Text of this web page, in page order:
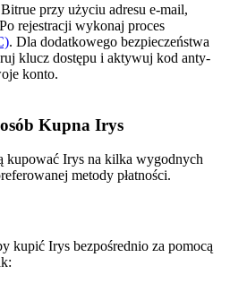
przy użyciu adresu e-mail,
rejestracji wykonaj proces
. Dla dodatkowego bezpieczeństwa
klucz dostępu i aktywuj kod anty-
konto.
Kupna Irys
kupować Irys na kilka wygodnych
metody płatności.
kupić Irys bezpośrednio za pomocą